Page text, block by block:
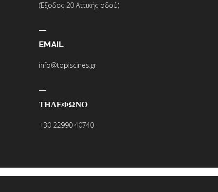
(Έξοδος 20 Αττικής οδού)
EMAIL
info@topiscines.gr
ΤΗΛΕΦΩΝΟ
+30 22990 40740